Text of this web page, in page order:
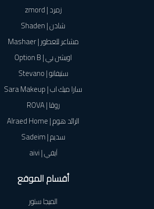
زمرد | zmord
شادن | Shaden
مشاعر للعطور | Mashaer
اوبشن بي | Option B
ستيفانو | Stevano
سارا ميك اب | Sara Makeup
روڤا | ROVA
الرائد هوم | Alraed Home
سديم | Sadeim
آيفي | aivi
أقسام الموقع
الميجا ستور